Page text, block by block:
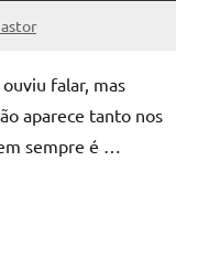
falar, mas
aparece tanto nos
sempre é …